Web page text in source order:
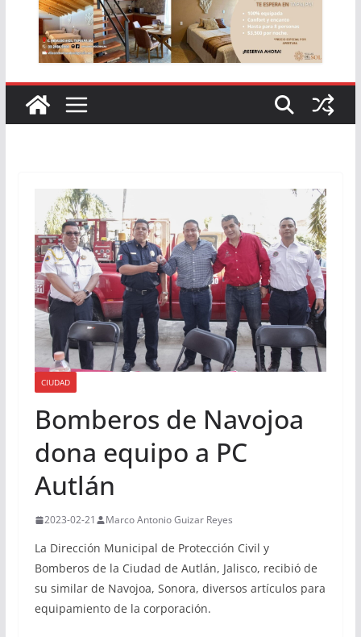
CIUDAD
Bomberos de Navojoa
dona equipo a PC
Autlán
2023-02-21 Marco Antonio Guizar Reyes
La Dirección Municipal de Protección Civil y
Bomberos de la Ciudad de Autlán, Jalisco, recibió de
su similar de Navojoa, Sonora, diversos artículos para
equipamiento de la corporación.